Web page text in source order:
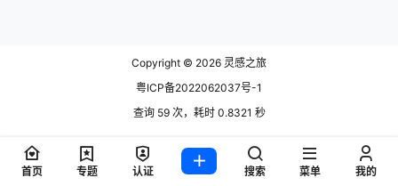
Copyright © 2026 灵感之旅
粤ICP备2022062037号-1
查询 59 次，耗时 0.8321 秒
首页 专题 认证 搜索 菜单 我的